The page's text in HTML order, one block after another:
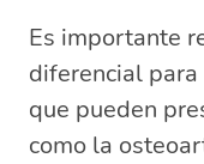
Es importante
diferencial
que pueden
como la